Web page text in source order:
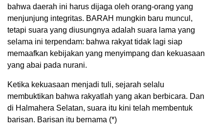
bahwa daerah ini harus dijaga oleh orang-orang yang
menjunjung integritas. BARAH mungkin baru muncul,
tetapi suara yang diusungnya adalah suara lama yang
selama ini terpendam: bahwa rakyat tidak lagi siap
memaafkan kebijakan yang menyimpang dan kekuasaan
yang abai pada nurani.
Ketika kekuasaan menjadi tuli, sejarah selalu
membuktikan bahwa rakyatlah yang akan berbicara. Dan
di Halmahera Selatan, suara itu kini telah membentuk
barisan. Barisan itu bernama (*)